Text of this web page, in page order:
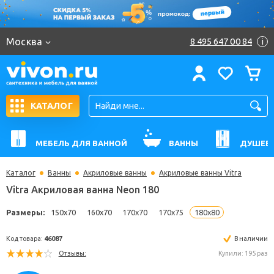
Москва 8 495 647 00 84 i
КАТАЛОГ
МЕБЕЛЬ ДЛЯ ВАННОЙ ВАННЫ
Каталог Ванны Акриловые ванны Акриловые ванны Vitra
Vitra Акриловая ванна Neon 180
Размеры: 150x70 180x80